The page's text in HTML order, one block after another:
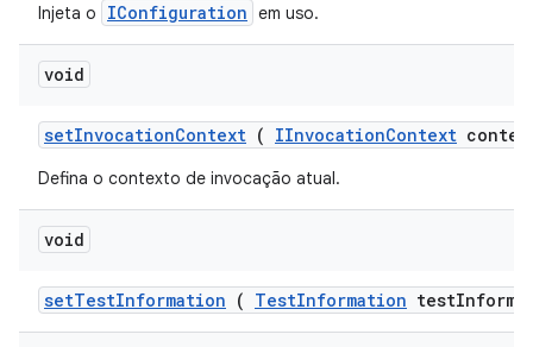
Injeta o IConfiguration em uso.
void
setInvocationContext ( IInvocationContext
Defina o contexto de invocação atual.
void
setTestInformation ( TestInformation test